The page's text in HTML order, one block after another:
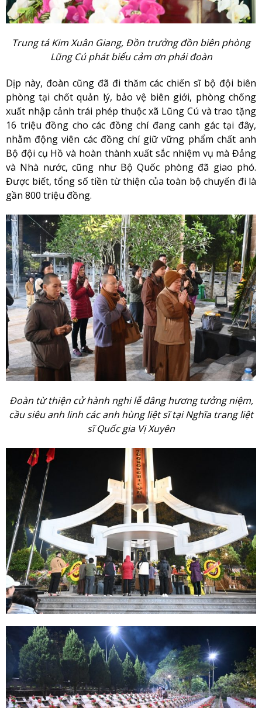
Trung tá Kim Xuân Giang, Đồn trưởng đồn biên phòng
Lũng Cú phát biểu cảm ơn phái đoàn
Dịp này, đoàn cũng đã đi thăm các chiến sĩ bộ đội biên
phòng tại chốt quản lý, bảo vệ biên giới, phòng chống
xuất nhập cảnh trái phép thuộc xã Lũng Cú và trao tặng
16 triệu đồng cho các đồng chí đang canh gác tại đây,
nhằm động viên các đồng chí giữ vững phẩm chất anh
Bộ đội cụ Hồ và hoàn thành xuất sắc nhiệm vụ mà Đảng
và Nhà nước, cũng như Bộ Quốc phòng đã giao phó.
Được biết, tổng số tiền từ thiện của toàn bộ chuyến đi là
gần 800 triệu đồng.
Đoàn từ thiện cử hành nghi lễ dâng hương tưởng niệm,
cầu siêu anh linh các anh hùng liệt sĩ tại Nghĩa trang liệt
sĩ Quốc gia Vị Xuyên